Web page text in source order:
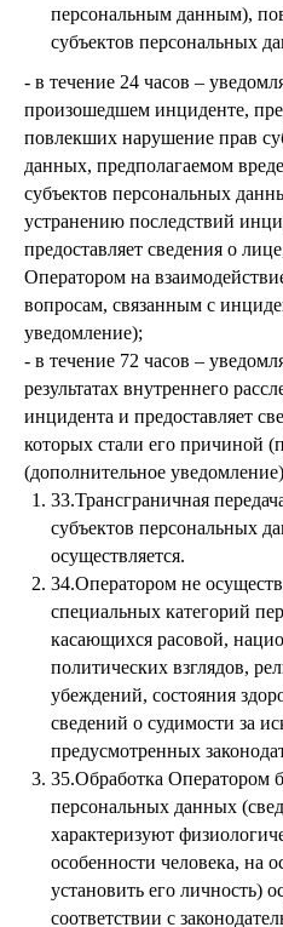
персональным данным),
субъектов персональных
- в течение 24 часов –
произошедшем инциденте,
повлекших нарушение прав
данных, предполагаемом
субъектов персональных
устранению последствий
предоставляет сведения о
Оператором на
вопросам, связанным с
уведомление);
- в течение 72 часов –
результатах внутреннего
инцидента и предоставляет
которых стали его причиной
(дополнительное
33.Трансграничная
субъектов персональных
осуществляется.
34.Оператором не
специальных категорий
касающихся расовой,
политических взглядов,
убеждений, состояния
сведений о судимости за
предусмотренных
35.Обработка Оператором
персональных данных
характеризуют
особенности человека, на
установить его личность)
соответствии с